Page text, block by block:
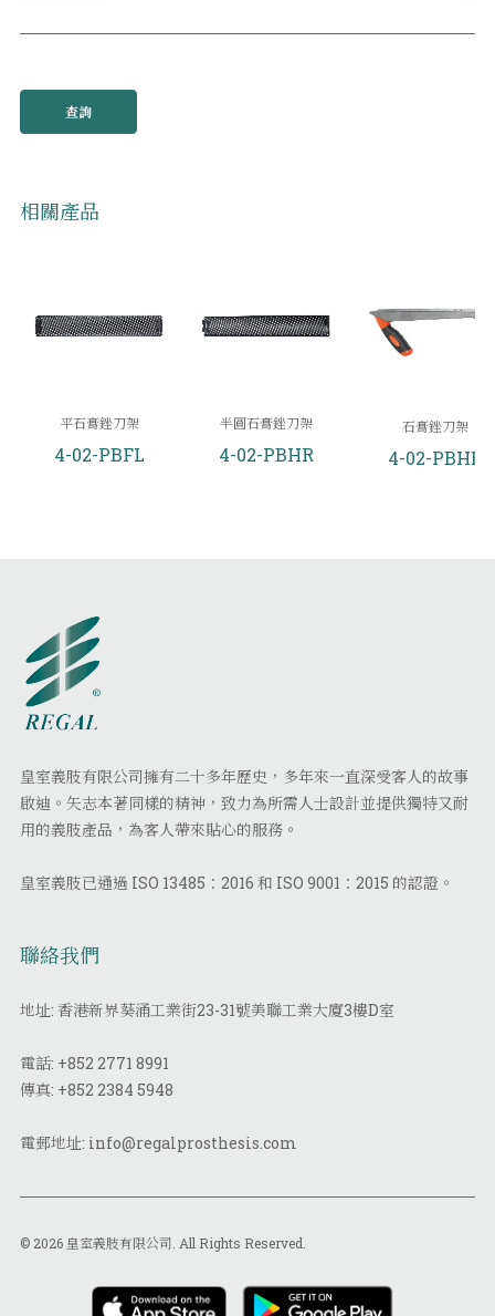
查詢
相關產品
平石膏銼刀架
4-02-PBFL
半圓石膏銼刀架
4-02-PBHR
石膏銼刀架
4-02-PBHE
皇室義肢有限公司擁有二十多年歷史，多年來一直深受客人的故事
啟迪。矢志本著同樣的精神，致力為所需人士設計並提供獨特又耐
用的義肢產品，為客人帶來貼心的服務。
皇室義肢已通過 ISO 13485：2016 和 ISO 9001：2015 的認證。
聯絡我們
地址: 香港新界葵涌工業街23-31號美聯工業大廈3樓D室
電話: +852 2771 8991
傳真: +852 2384 5948
電郵地址: info@regalprosthesis.com
© 2026 皇室義肢有限公司. All Rights Reserved.